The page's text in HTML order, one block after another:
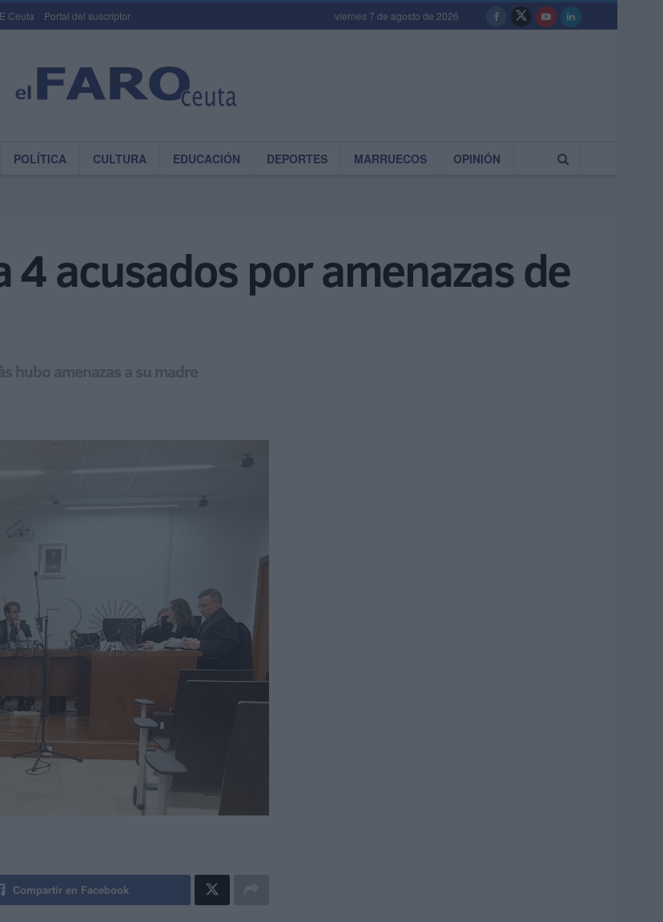
Ceuta Portal del suscriptor viernes 7 de agosto de 2026
POLÍTICA CULTURA EDUCACIÓN DEPORTES MARRUECOS OPINIÓN
4 acusados por amenazas de
hubo amenazas a su madre
Compartir en Facebook